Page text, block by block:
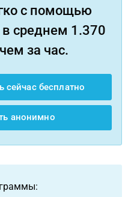
с помощью
в среднем 1.370
за час.
сейчас бесплатно
анонимно